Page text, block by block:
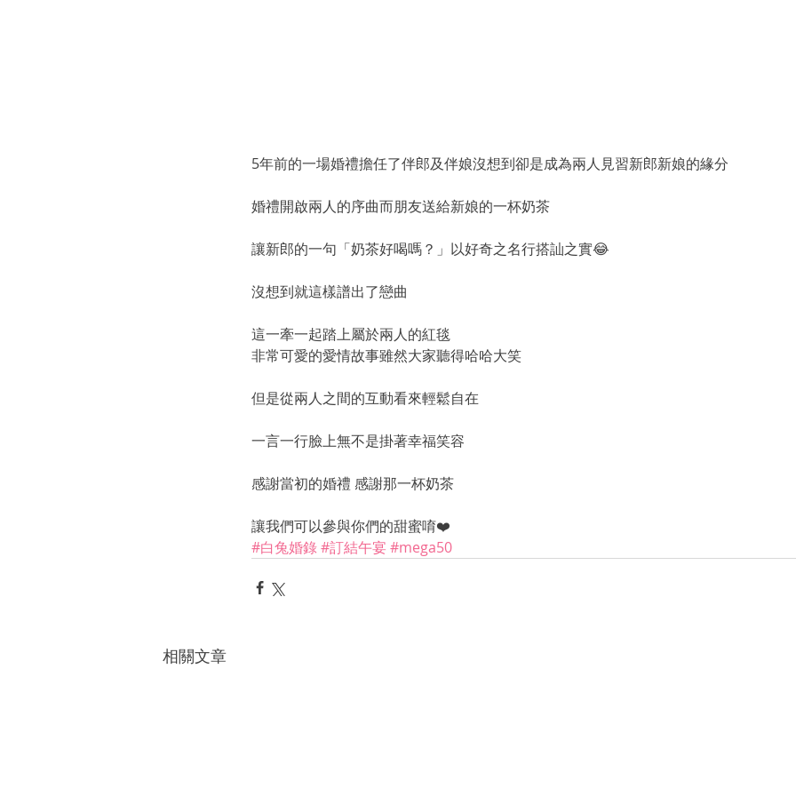
5年前的一場婚禮擔任了伴郎及伴娘沒想到卻是成為兩人見習新郎新娘的緣分
婚禮開啟兩人的序曲而朋友送給新娘的一杯奶茶
讓新郎的一句「奶茶好喝嗎？」以好奇之名行搭訕之實😂
沒想到就這樣譜出了戀曲
這一牽一起踏上屬於兩人的紅毯
非常可愛的愛情故事雖然大家聽得哈哈大笑
但是從兩人之間的互動看來輕鬆自在
一言一行臉上無不是掛著幸福笑容
感謝當初的婚禮 感謝那一杯奶茶
讓我們可以參與你們的甜蜜唷❤️
#白兔婚錄#訂結午宴 #mega50
相關文章